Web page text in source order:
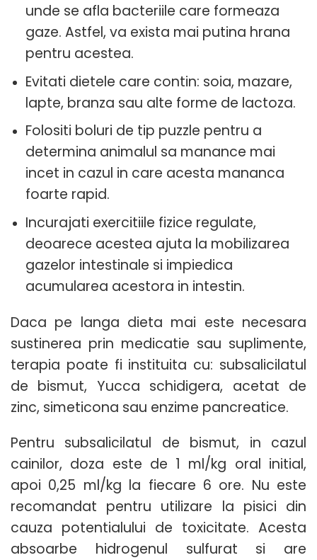
unde se afla bacteriile care formeaza
gaze. Astfel, va exista mai putina hrana
pentru acestea.
Evitati dietele care contin: soia, mazare,
lapte, branza sau alte forme de lactoza.
Folositi boluri de tip puzzle pentru a
determina animalul sa manance mai
incet in cazul in care acesta mananca
foarte rapid.
Incurajati exercitiile fizice regulate,
deoarece acestea ajuta la mobilizarea
gazelor intestinale si impiedica
acumularea acestora in intestin.
Daca pe langa dieta mai este necesara
sustinerea prin medicatie sau suplimente,
terapia poate fi instituita cu: subsalicilatul
de bismut, Yucca schidigera, acetat de
zinc, simeticona sau enzime pancreatice.
Pentru subsalicilatul de bismut, in cazul
cainilor, doza este de 1 ml/kg oral initial,
apoi 0,25 ml/kg la fiecare 6 ore. Nu este
recomandat pentru utilizare la pisici din
cauza potentialului de toxicitate. Acesta
absoarbe hidrogenul sulfurat si are